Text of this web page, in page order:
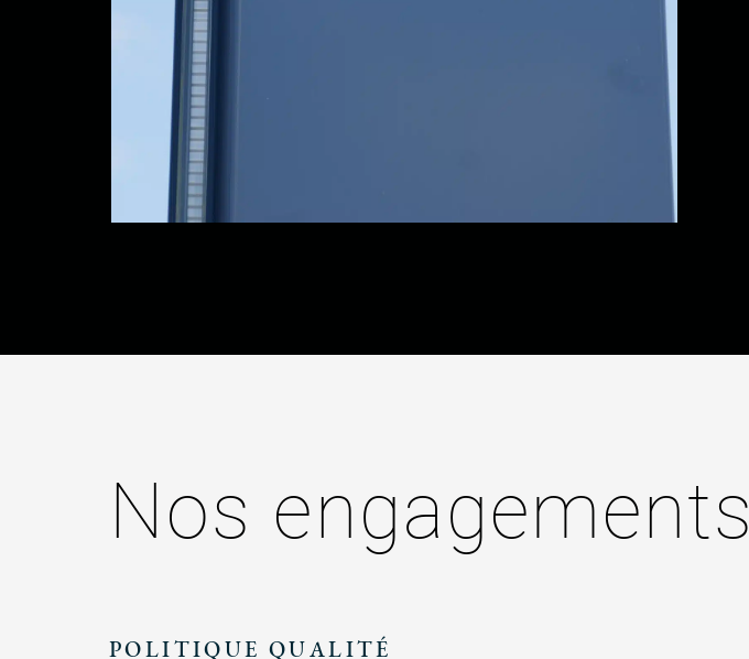
Nos engagements
POLITIQUE QUALITÉ